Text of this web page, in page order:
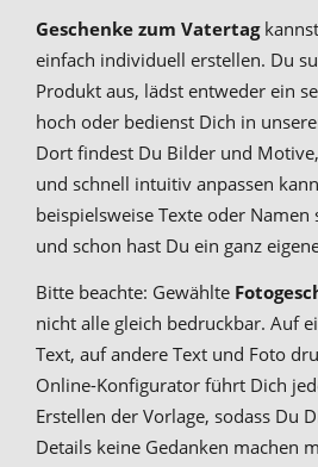
Geschenke zum Vatertag
einfach individuell erstellen. Du
Produkt aus, lädst entweder ein
hoch oder bedienst Dich in
Dort findest Du Bilder und
und schnell intuitiv anpassen
beispielsweise Texte oder
und schon hast Du ein ganz
Bitte beachte: Gewählte
nicht alle gleich bedruckbar. Auf
Text, auf andere Text und Foto
Online-Konfigurator führt Dich
Erstellen der Vorlage, sodass Du
Details keine Gedanken machen